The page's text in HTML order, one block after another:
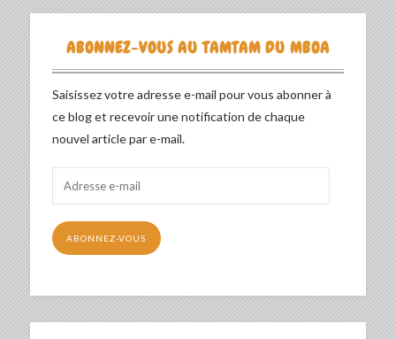
ABONNEZ-VOUS AU TAMTAM DU MBOA
Saisissez votre adresse e-mail pour vous abonner à
ce blog et recevoir une notification de chaque
nouvel article par e-mail.
mail
ABONNEZ-VOUS